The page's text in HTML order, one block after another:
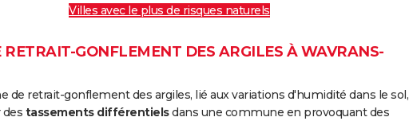
ou Coulées de
25/12/1999 29/12/1999 5 j Non
ou Coulées de
19/12/1993 02/01/1994 15 j Oui
Villes avec le plus de risques naturels
RETRAIT-GONFLEMENT DES ARGILES À WAVRANS-
de retrait-gonflement des argiles, lié aux variations d'humidité dans le sol,
tassements différentielsdans une commune en provoquant des